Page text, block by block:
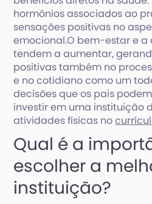
hormônios associados ao
sensações positivas no
emocional.O bem-estar e
tendem a aumentar,
positivas também no
e no cotidiano como um
decisões que os pais
investir em uma instituição
atividades físicas no
Qual é a
escolher a
instituição?